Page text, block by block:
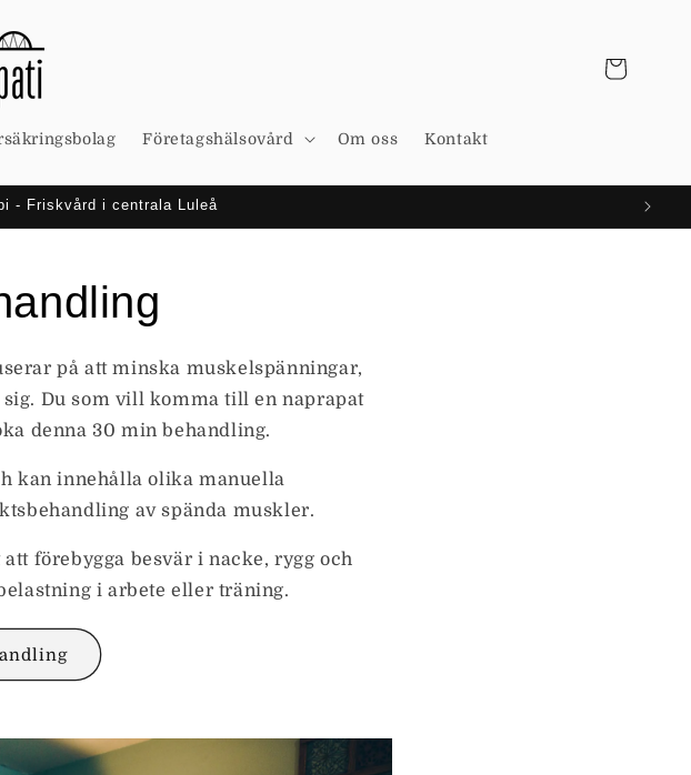
Företagshälsovård Om oss Kontakt
Varukorg
- Friskvård i centrala Luleå
på att minska muskelspänningar,
Du som vill komma till en naprapat
denna 30 min behandling.
kan innehålla olika manuella
av spända muskler.
förebygga besvär i nacke, rygg och
i arbete eller träning.